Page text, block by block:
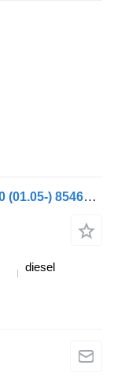
Servosterzo idraulico MAN Data 12.220 (01.05-) 85461105036 per trattore stradale MAN TGL, TGM, TGS, TGX (2005-2021)
diesel